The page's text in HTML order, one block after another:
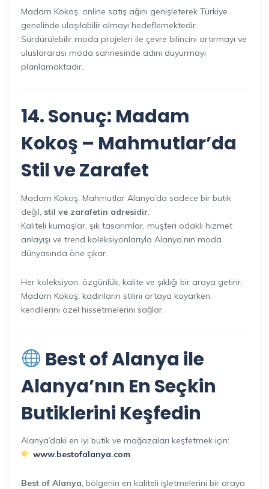
Madam Kokoş, online satış ağını genişleterek Türkiye
genelinde ulaşılabilir olmayı hedeflemektedir.
Sürdürülebilir moda projeleri ile çevre bilincini artırmayı ve
uluslararası moda sahnesinde adını duyurmayı
planlamaktadır.
14. Sonuç: Madam
Kokoş – Mahmutlar’da
Stil veZarafet
Madam Kokoş, Mahmutlar Alanya’da sadece bir butik
değil, stil ve zarafetin adresidir
Kaliteli kumaşlar, şık tasarımlar, müşteri odaklı hizmet
anlayışı ve trend koleksiyonlarıyla Alanya’nın moda
dünyasında öne çıkar.
Her koleksiyon, özgünlük, kalite ve şıklığı bir araya getirir.
Madam Kokoş, kadınların stilini ortaya koyarken,
kendilerini özel hissetmelerini sağlar.
Best of Alanya ile
Alanya’nın En Seçkin
Butiklerini Keşfedin
Alanya’daki en iyi butik ve mağazaları keşfetmek için:
www.bestofalanya.com
Best of Alanya, bölgenin en kaliteli işletmelerini bir araya